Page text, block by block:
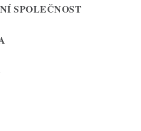
SPOLEČNOST